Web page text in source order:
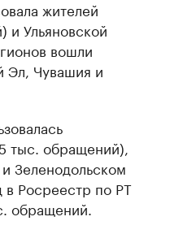
жителей
Ульяновской
вошли
Эл, Чувашия и
тыс. обращений),
Зеленодольском
в Росреестр по РТ
обращений.